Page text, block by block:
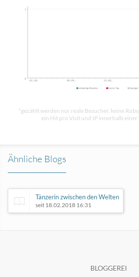
*gezählt werden nur reale Besucher, keine
ein Hit pro Visit und IP innerhalb einer
Ähnliche Blogs
Tänzerin zwischen den Welten
seit 18.02.2018 16:31
BLOGGEREI